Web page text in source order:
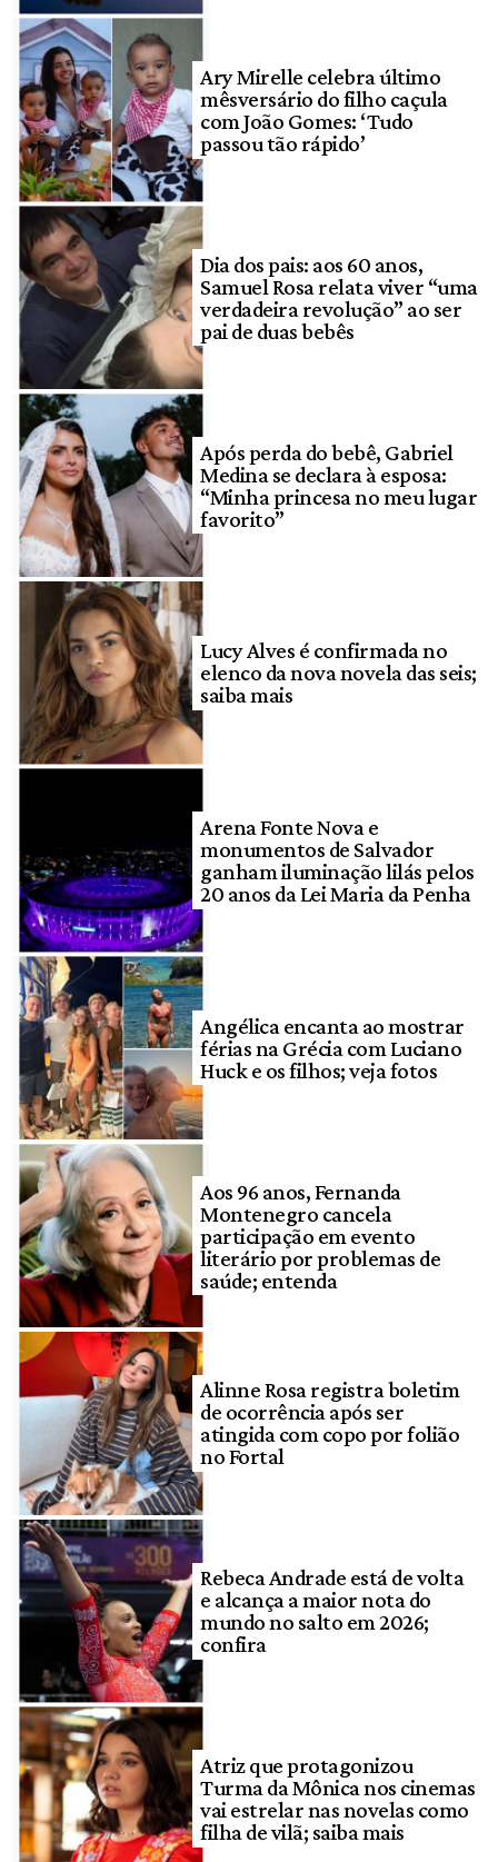
Ary Mirelle celebra último
mêsversário do filho caçula
com João Gomes: ‘Tudo
passou tão rápido’
Dia dos pais: aos 60 anos,
Samuel Rosa relata viver “uma
verdadeira revolução” ao ser
pai de duas bebês
Após perda do bebê, Gabriel
Medina se declara à esposa:
“Minha princesa no meu lugar
favorito”
Lucy Alves é confirmada no
elenco da nova novela das seis;
saiba mais
Arena Fonte Nova e
monumentos de Salvador
ganham iluminação lilás pelos
20 anos da Lei Maria da Penha
Angélica encanta ao mostrar
férias na Grécia com Luciano
Huck e os filhos; veja fotos
Aos 96 anos, Fernanda
Montenegro cancela
participação em evento
literário por problemas de
saúde; entenda
Alinne Rosa registra boletim
de ocorrência após ser
atingida com copo por folião
no Fortal
Rebeca Andrade está de volta
e alcança a maior nota do
mundo no salto em 2026;
confira
Atriz que protagonizou
Turma da Mônica nos cinemas
vai estrelar nas novelas como
filha de vilã; saiba mais